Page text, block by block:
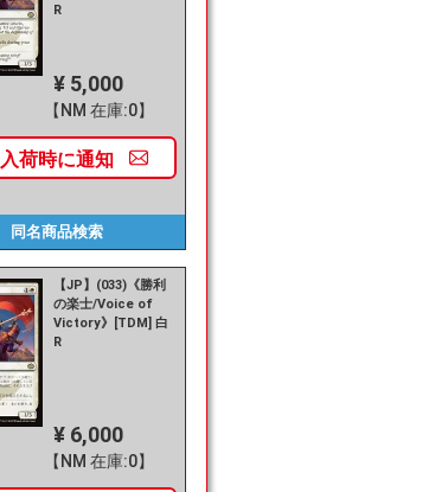
R
¥ 5,000
【NM 在庫:0】
入荷時に通知
同名商品検索
【JP】(033)《勝利
の楽士/Voice of
Victory》[TDM] 白
R
¥ 6,000
【NM 在庫:0】